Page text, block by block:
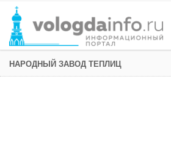
НАРОДНЫЙ ЗАВОД ТЕПЛИЦ